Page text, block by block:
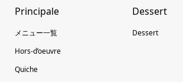
Principale
メニュー一覧
Hors-d’oeuvre
Quiche
Dessert
Dessert